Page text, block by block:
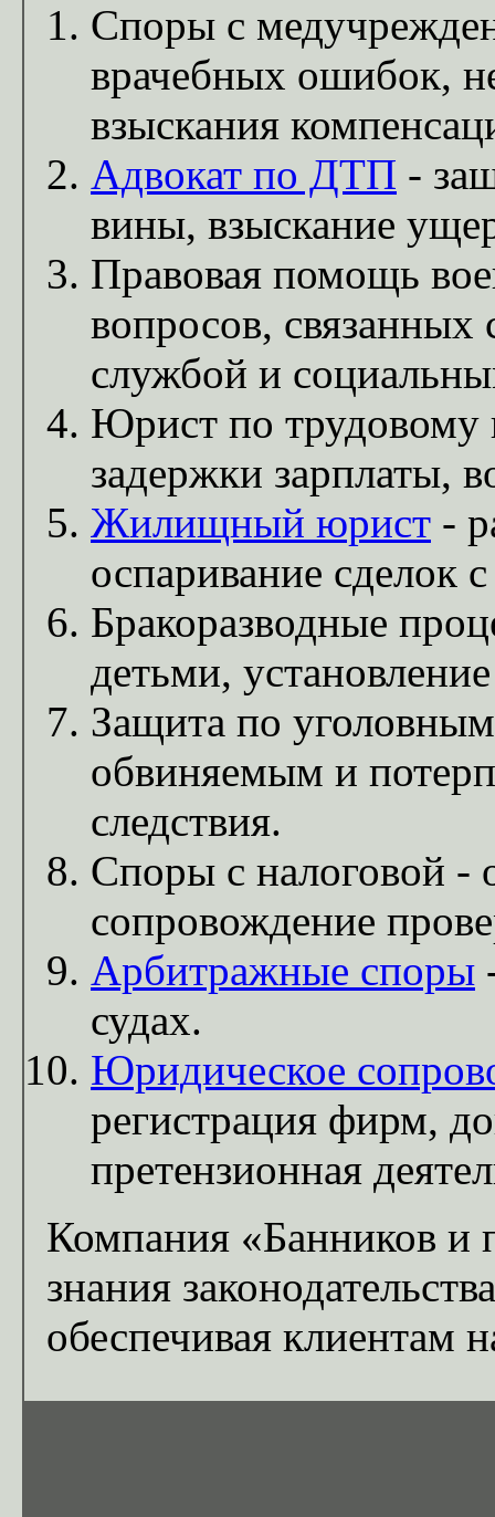
Споры с
врачебных ошибок,
взыскания
Адвокат по ДТП -
вины, взыскание
Правовая помощь
вопросов,
службой и
Юрист по трудовому
задержки зарплаты,
Жилищный юрист -
оспаривание сделок
Бракоразводные
детьми,
Защита по
обвиняемым и
следствия.
Споры с налоговой -
сопровождение
Арбитражные споры
судах.
Юридическое
регистрация фирм,
претензионная
Компания «Банников и
знания
обеспечивая клиентам